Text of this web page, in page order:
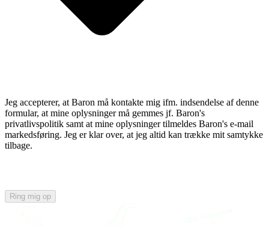
Jeg accepterer, at Baron må kontakte mig ifm. indsendelse af denne
formular, at mine oplysninger må gemmes jf. Baron's
privatlivspolitik samt at mine oplysninger tilmeldes Baron's e-mail
markedsføring. Jeg er klar over, at jeg altid kan trække mit samtykke
tilbage.
Ring mig op